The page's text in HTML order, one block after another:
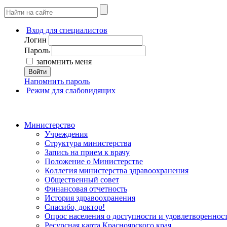
Вход для специалистов
Логин
Пароль
запомнить меня
Войти
Напомнить пароль
Режим для слабовидящих
Министерство
Учреждения
Структура министерства
Запись на прием к врачу
Положение о Министерстве
Коллегия министерства здравоохранения
Общественный совет
Финансовая отчетность
История здравоохранения
Спасибо, доктор!
Опрос населения о доступности и
Ресурсная карта Красноярского края